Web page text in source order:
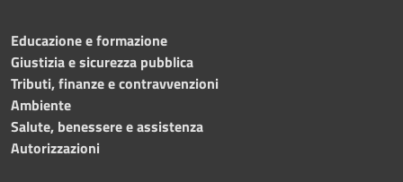
Educazione e formazione
Giustizia e sicurezza pubblica
Tributi, finanze e contravvenzioni
Ambiente
Salute, benessere e assistenza
Autorizzazioni